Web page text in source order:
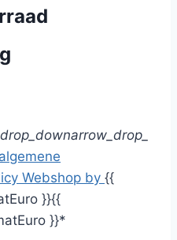
arrow_drop_
algemene
Webshop by {{
}}{{
}}*